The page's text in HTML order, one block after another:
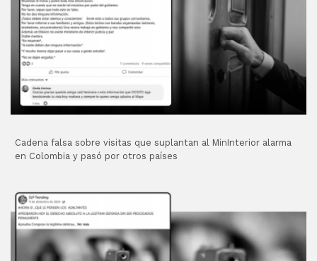
Cadena falsa sobre visitas que suplantan al MinInterior alarma
en Colombia y pasó por otros países